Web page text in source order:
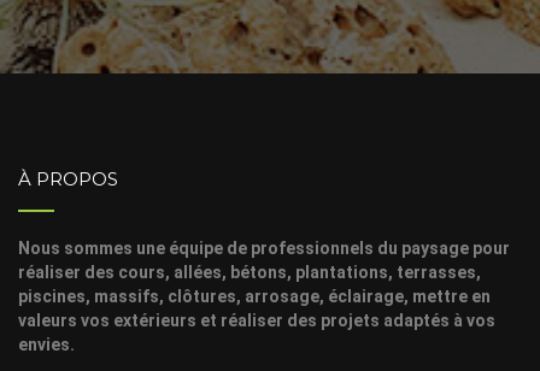
À PROPOS
Nous sommes une équipe de professionnels du paysage pour
réaliser des cours, allées, bétons, plantations, terrasses,
piscines, massifs, clôtures, arrosage, éclairage, mettre en
valeurs vos extérieurs et réaliser des projets adaptés à vos
envies.